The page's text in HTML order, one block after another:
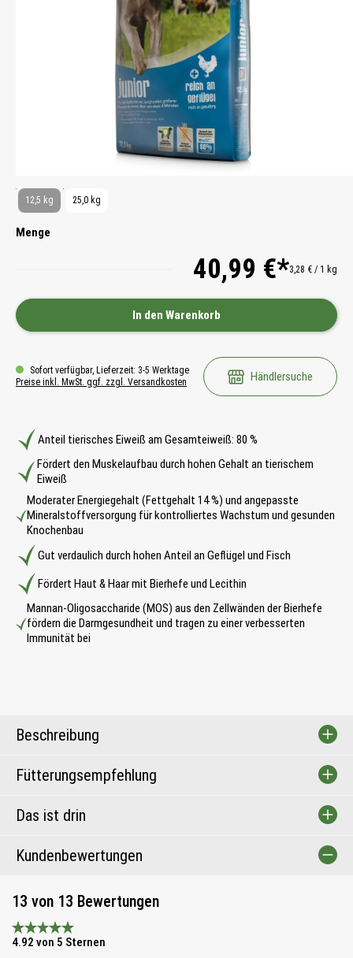
Anteil tierisches Eiweiß am Gesamteiweiß: 80 %
Fördert den Muskelaufbau durch hohen Gehalt an tierischem
Eiweiß
Moderater Energiegehalt (Fettgehalt 14 %) und angepasste
Mineralstoffversorgung für kontrolliertes Wachstum und gesunden
Knochenbau
Gut verdaulich durch hohen Anteil an Geflügel und Fisch
Fördert Haut & Haar mit Bierhefe und Lecithin
Mannan-Oligosaccharide (MOS) aus den Zellwänden der Bierhefe
fördern die Darmgesundheit und tragen zu einer verbesserten
Immunität bei
12,5 kg 25,0 kg
Menge
40,99 €*3,28 € / 1 kg
In den Warenkorb
Sofort verfügbar, Lieferzeit: 3-5 Werktage
Preise inkl. MwSt. ggf. zzgl. Versandkosten
Händlersuche
Beschreibung
Fütterungsempfehlung
Das ist drin
Kundenbewertungen
13 von 13 Bewertungen
Durchschnittliche Bewertung 4.9 von 5 Sternen
4.92 von 5 Sternen